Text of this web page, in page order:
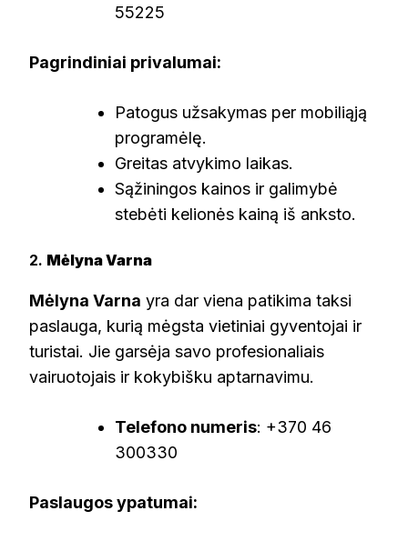
55225
Pagrindiniai privalumai:
Patogus užsakymas per mobiliąją
programėlę.
Greitas atvykimo laikas.
Sąžiningos kainos ir galimybė
stebėti kelionės kainą iš anksto.
2. Mėlyna Varna
Mėlyna Varna yra dar viena patikima taksi
paslauga, kurią mėgsta vietiniai gyventojai ir
turistai. Jie garsėja savo profesionaliais
vairuotojais ir kokybišku aptarnavimu.
Telefono numeris: +370 46
300330
Paslaugos ypatumai: